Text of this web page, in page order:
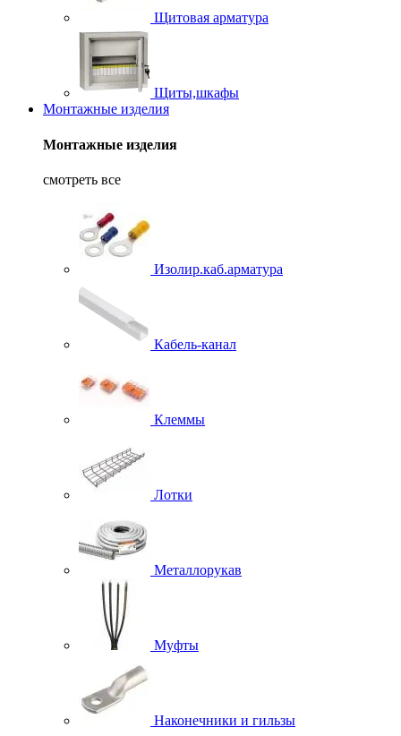
Щитовая арматура
Щиты,шкафы
Монтажные изделия
Монтажные изделия
смотреть все
Изолир.каб.арматура
Кабель-канал
Клеммы
Лотки
Металлорукав
Муфты
Наконечники и гильзы